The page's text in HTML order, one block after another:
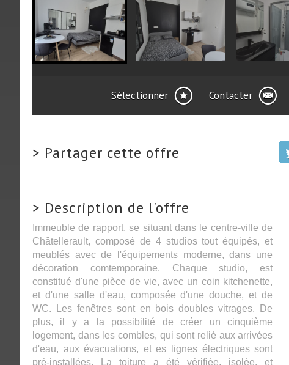
Sélectionner Contacter
> Partager cette offre
> Description de l'offre
Immeuble de rapport, se situant dans le centre-ville de
Châtellerault, composé de 4 studios tout équipés, et
meublés avec de l'équipements moderne, dans une
décoration comtemporaine. Chaque studio, est
constitué d'une pièce de vie, avec un coin kitchenette,
et d'une salle d'eau, composée d'une douche, et de
WC. Les fenêtres sont en bois doubles vitrages. De
plus, il y a la possibilité de créer un cinquième
logement, dans les combles, qui sont relié aux arrivées
d'eau, aux évacuations, et es lignes électriques sont
pré-installées. La toiture a été vérifiée, isolée, et